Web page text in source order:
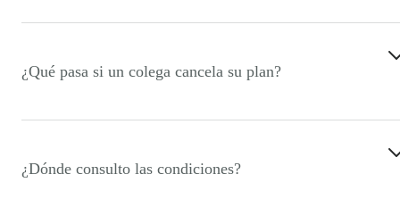
El descuento se aplicará en un plazo máximo de 30 días
recomendado.
¿Qué pasa si un colega cancela su plan?
El descuento solo se aplica si el especialista completa la
recompensa.
¿Dónde consulto las condiciones?